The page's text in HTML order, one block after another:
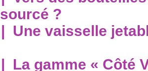
?
| Une vaisselle
| La gamme « Côté